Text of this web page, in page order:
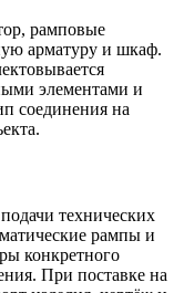
рамповые
арматуру и шкаф.
элементами и
соединения на
технических
рампы и
конкретного
При поставке на